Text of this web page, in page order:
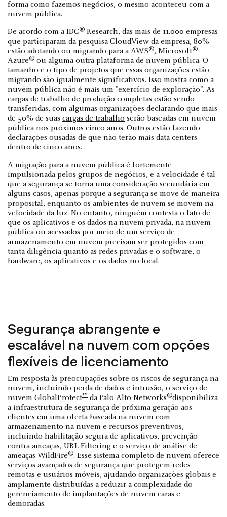
forma como fazemos negócios, o mesmo aconteceu com a
nuvem pública.
De acordo com a IDC® Research, das mais de 11.000 empresas
que participaram da pesquisa CloudView da empresa, 80%
estão adotando ou migrando para a AWS®, Microsoft®
Azure® ou alguma outra plataforma de nuvem pública. O
tamanho e o tipo de projetos que essas organizações estão
migrando são igualmente significativos. Isso mostra como a
nuvem pública não é mais um "exercício de exploração". As
cargas de trabalho de produção completas estão sendo
transferidas, com algumas organizações declarando que mais
de 50% de suas cargas de trabalho serão baseadas em nuvem
pública nos próximos cinco anos. Outros estão fazendo
declarações ousadas de que não terão mais data centers
dentro de cinco anos.
A migração para a nuvem pública é fortemente
impulsionada pelos grupos de negócios, e a velocidade é tal
que a segurança se torna uma consideração secundária em
alguns casos, apenas porque a segurança se move de maneira
proposital, enquanto os ambientes de nuvem se movem na
velocidade da luz. No entanto, ninguém contesta o fato de
que os aplicativos e os dados na nuvem privada, na nuvem
pública ou acessados por meio de um serviço de
armazenamento em nuvem precisam ser protegidos com
tanta diligência quanto as redes privadas e o software, o
hardware, os aplicativos e os dados no local.
Segurança abrangente e
escalável na nuvem com opções
flexíveis de licenciamento
Em resposta às preocupações sobre os riscos de segurança na
nuvem, incluindo perda de dados e intrusão, o serviço de
nuvem GlobalProtect™ da Palo Alto Networks®disponibiliza
a infraestrutura de segurança de próxima geração aos
clientes em uma oferta baseada na nuvem com
armazenamento na nuvem e recursos preventivos,
incluindo habilitação segura de aplicativos, prevenção
contra ameaças, URL Filtering e o serviço de análise de
ameaças WildFire®. Esse sistema completo de nuvem oferece
serviços avançados de segurança que protegem redes
remotas e usuários móveis, ajudando organizações globais e
amplamente distribuídas a reduzir a complexidade do
gerenciamento de implantações de nuvem caras e
demoradas.